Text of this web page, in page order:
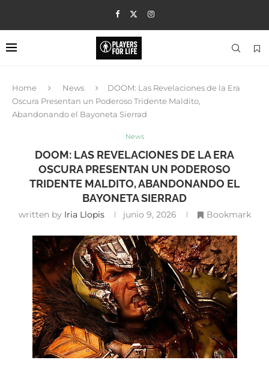
Home News
DOOM: Las Revelaciones de la Era
Oscura Presentan un Poderoso Tridente Maldito,
Abandonando el Bayoneta Sierrad
News
DOOM: LAS REVELACIONES DE LA ERA
OSCURA PRESENTAN UN PODEROSO
TRIDENTE MALDITO, ABANDONANDO EL
BAYONETA SIERRAD
written by Iria Llopis junio 9, 2026 Bookmark